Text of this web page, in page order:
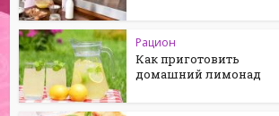
Рацион
Как приготовить
домашний лимонад